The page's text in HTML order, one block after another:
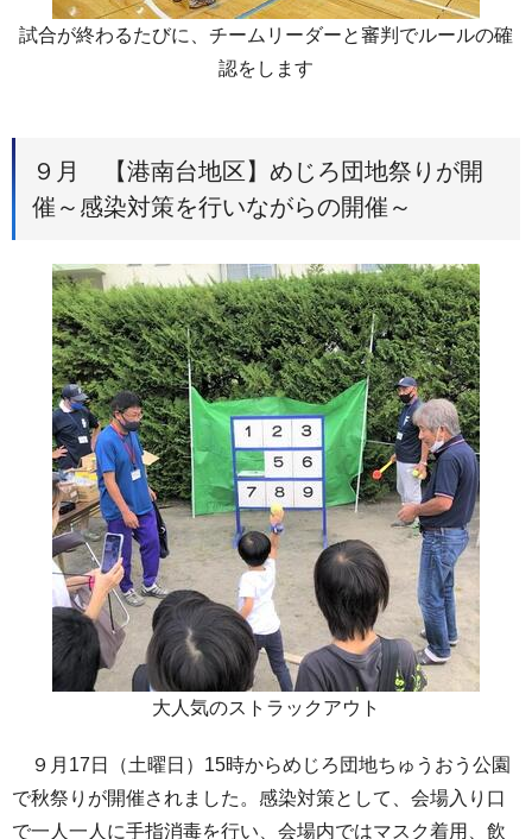
試合が終わるたびに、チームリーダーと審判でルールの確
認をします
９月 【港南台地区】めじろ団地祭りが開
催～感染対策を行いながらの開催～
大人気のストラックアウト
９月17日（土曜日）15時からめじろ団地ちゅうおう公園
で秋祭りが開催されました。感染対策として、会場入り口
で一人一人に手指消毒を行い、会場内ではマスク着用、飲